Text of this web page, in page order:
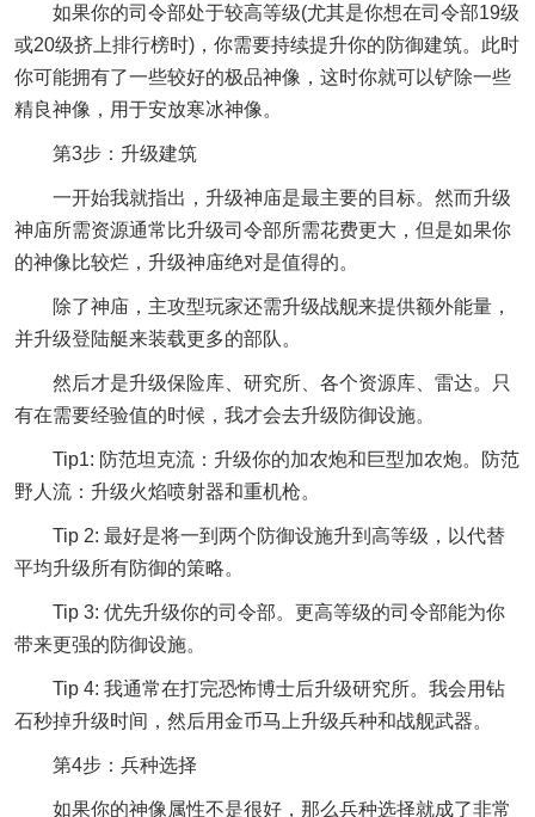
如果你的司令部处于较高等级(尤其是你想在司令部19级
或20级挤上排行榜时)，你需要持续提升你的防御建筑。此时
你可能拥有了一些较好的极品神像，这时你就可以铲除一些
精良神像，用于安放寒冰神像。
第3步：升级建筑
一开始我就指出，升级神庙是最主要的目标。然而升级
神庙所需资源通常比升级司令部所需花费更大，但是如果你
的神像比较烂，升级神庙绝对是值得的。
除了神庙，主攻型玩家还需升级战舰来提供额外能量，
并升级登陆艇来装载更多的部队。
然后才是升级保险库、研究所、各个资源库、雷达。只
有在需要经验值的时候，我才会去升级防御设施。
Tip1: 防范坦克流：升级你的加农炮和巨型加农炮。防范
野人流：升级火焰喷射器和重机枪。
Tip 2: 最好是将一到两个防御设施升到高等级，以代替
平均升级所有防御的策略。
Tip 3: 优先升级你的司令部。更高等级的司令部能为你
带来更强的防御设施。
Tip 4: 我通常在打完恐怖博士后升级研究所。我会用钻
石秒掉升级时间，然后用金币马上升级兵种和战舰武器。
第4步：兵种选择
如果你的神像属性不是很好，那么兵种选择就成了非常